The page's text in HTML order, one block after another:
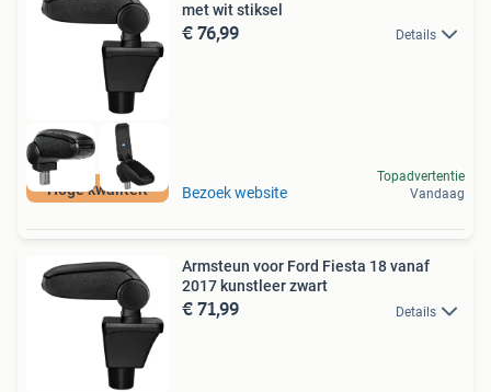
Hoge kwaliteit
met wit stiksel
€ 76,99 Details
Bezoek website
Topadvertentie
Vandaag
Armsteun voor Ford Fiesta 18 vanaf
2017 kunstleer zwart
€ 71,99 Details